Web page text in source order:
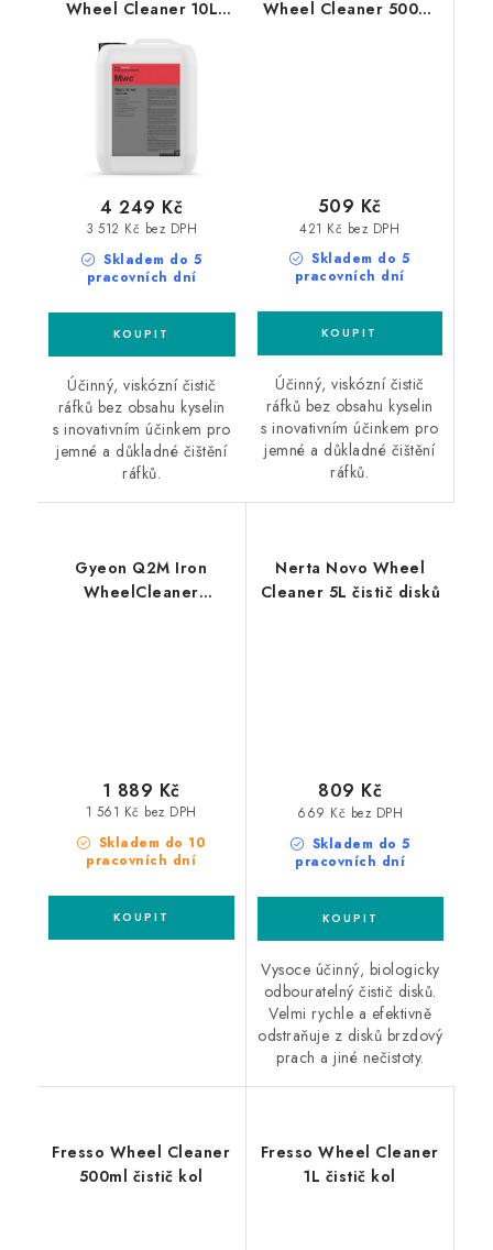
Wheel Cleaner 10L
Skladem do 5
pracovních dní
3 512 Kč bez DPH
4 249 Kč
Účinný, viskózní čistič
ráfků bez obsahu kyselin
s inovativním účinkem pro
jemné a důkladné čištění
ráfků.
Wheel Cleaner 500ml
Skladem do 5
pracovních dní
421 Kč bez DPH
509 Kč
Účinný, viskózní čistič
ráfků bez obsahu kyselin
s inovativním účinkem pro
jemné a důkladné čištění
ráfků.
Gyeon Q2M Iron
WheelCleaner
Skladem do 10
pracovních dní
1 561 Kč bez DPH
1 889 Kč
Nerta Novo Wheel
Cleaner 5L čistič disků
Skladem do 5
pracovních dní
669 Kč bez DPH
809 Kč
Vysoce účinný, biologicky
odbouratelný čistič disků.
Velmi rychle a efektivně
odstraňuje z disků brzdový
prach a jiné nečistoty.
Fresso Wheel Cleaner
500ml čistič kol
Fresso Wheel Cleaner
1L čistič kol